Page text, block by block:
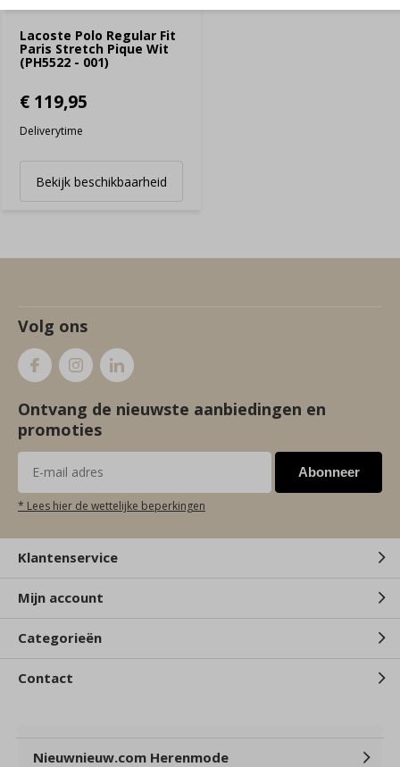
Lacoste Polo Regular Fit
Paris Stretch Pique Wit
(PH5522 - 001)
€ 119,95
Deliverytime
Bekijk beschikbaarheid
Volg ons
Ontvang de nieuwste aanbiedingen en
promoties
Abonneer
* Lees hier de wettelijke beperkingen
Klantenservice
Mijn account
Categorieën
Contact
Nieuwnieuw.com Herenmode